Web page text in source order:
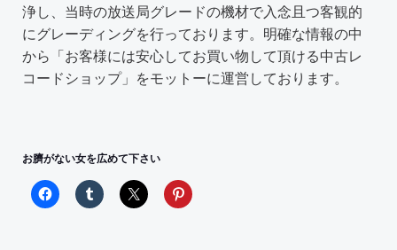
浄し、当時の放送局グレードの機材で入念且つ客観的
にグレーディングを行っております。明確な情報の中
から「お客様には安心してお買い物して頂ける中古レ
コードショップ」をモットーに運営しております。
お臍がない女を広めて下さい